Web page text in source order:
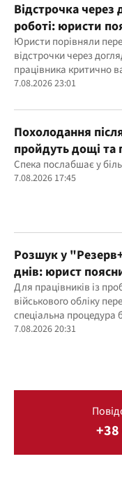
Відстрочка
роботі: юристи
Юристи порівняли
відстрочки через
працівника критично
підприємством
7.08.2026 23:01
Похолодання
пройдуть дощі та
Спека послабшає у
7.08.2026 17:45
Розшук у
днів: юрист
Для працівників із
військового обліку
спеціальна
строком до 45 днів
7.08.2026 20:31